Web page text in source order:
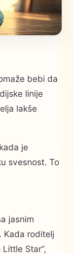
bebi da
linije
lakše
je
svesnost. To
jasnim
Kada roditelj
Star”,